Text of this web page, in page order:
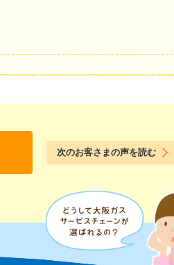
次のお客さまの声を読む